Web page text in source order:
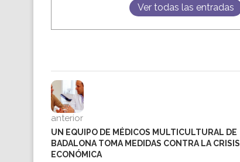
Ver todas las entradas
anterior
UN EQUIPO DE MÉDICOS MULTICULTURAL DE
BADALONA TOMA MEDIDAS CONTRA LA CRISIS
ECONÓMICA